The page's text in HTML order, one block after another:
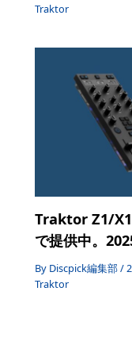
Traktor
Traktor Z1/X1
で提供中。
By Discpick編集部/
Traktor